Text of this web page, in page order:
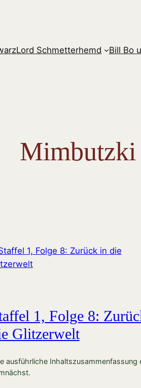
Lord Schmetterhemd Bill Bo
Mimbutzki
1, Folge 8:
Glitzerwelt
ausführliche Inhaltszusammenfassung